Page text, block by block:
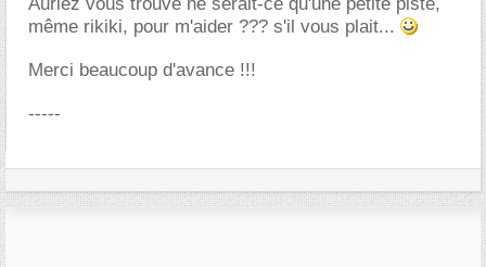
même rikiki, pour m'aider ??? s'il vous plait...
Merci beaucoup d'avance !!!
-----